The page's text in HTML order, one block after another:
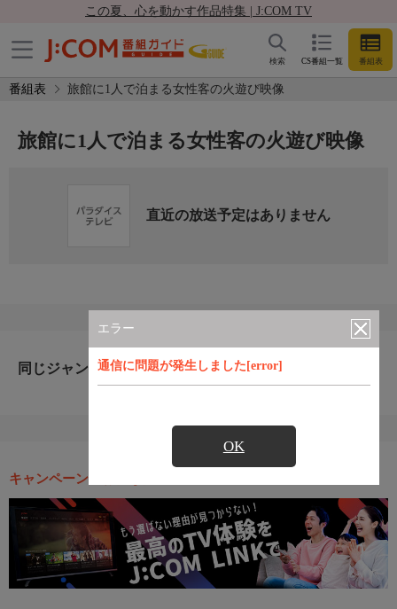
この夏、心を動かす作品特集 | J:COM TV
CS番組一覧 番組表
検索
番組表 旅館に1人で泊まる女性客の火遊び映像
エラー
通信に問題が発生しました[error]
OK
旅館に1人で泊まる女性客の火遊び映像
直近の放送予定はありません
同じジャンルのおすすめ番組
キャンペーン・お得な情報